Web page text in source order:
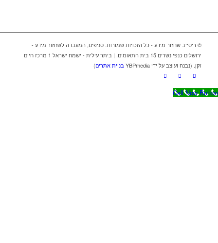
© ריסייב שחזור מידע - כל הזכויות שמורות. סניפים, המעבדה לשחזור מידע -
ירושלים כנפי נשרים 15 בית התאומים. | ביתר עילית - ישמח ישראל 1 מרכז חיים
זקן. (נבנה ועוצב על ידי YBPmedia
בניית אתרים)
Call Now Button